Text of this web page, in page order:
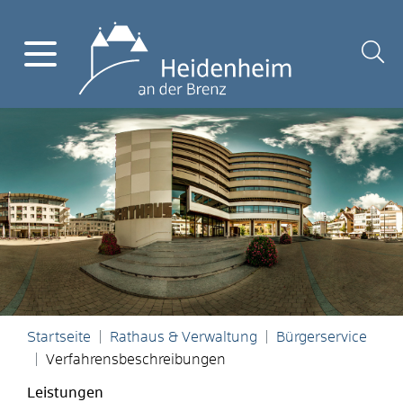
Startseite Rathaus & Verwaltung
Bürgerservice
Verfahrensbeschreibungen
Leistungen